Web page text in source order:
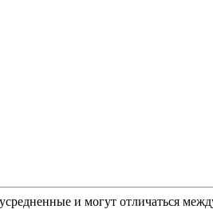
и могут отличаться